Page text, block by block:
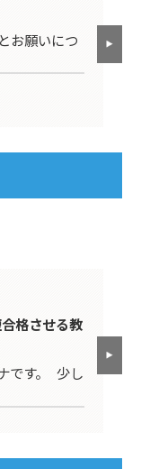
お願いにつ
格させる教
です。 少し